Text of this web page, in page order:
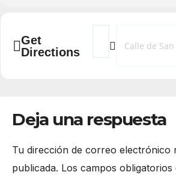
Get
Directions
Address - Salud
Destination
Deja una respuesta
Tu dirección de correo electrónico
publicada. Los campos obligatorios